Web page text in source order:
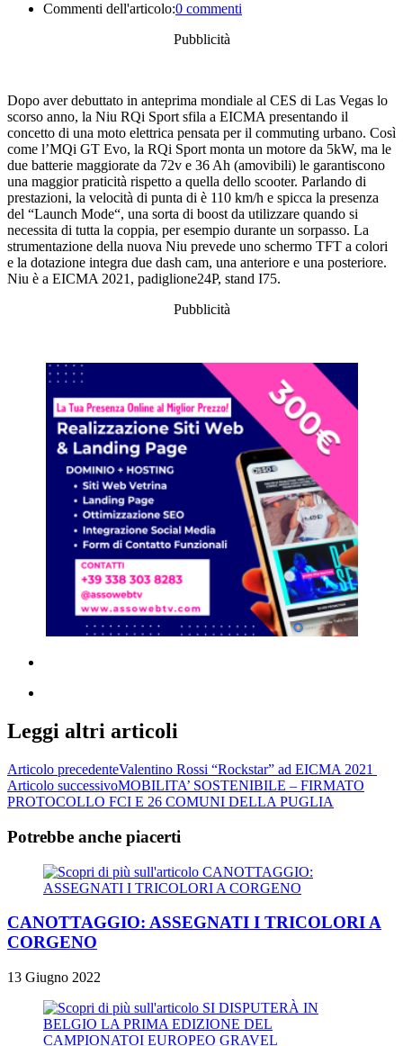
Commenti dell'articolo:0 commenti
Pubblicità
Dopo aver debuttato in anteprima mondiale al CES di Las Vegas lo
scorso anno, la Niu RQi Sport sfila a EICMA presentando il
concetto di una moto elettrica pensata per il commuting urbano. Così
come l’MQi GT Evo, la RQi Sport monta un motore da 5kW, ma le
due batterie maggiorate da 72v e 36 Ah (amovibili) le garantiscono
una maggior praticità rispetto a quella dello scooter. Parlando di
prestazioni, la velocità di punta di è 110 km/h e spicca la presenza
del “Launch Mode“, una sorta di boost da utilizzare quando si
necessita di tutta la coppia, per esempio durante un sorpasso. La
strumentazione della nuova Niu prevede uno schermo TFT a colori
e la dotazione integra due dash cam, una anteriore e una posteriore.
Niu è a EICMA 2021, padiglione24P, stand I75.
Pubblicità
Leggi altri articoli
Articolo precedenteValentino Rossi “Rockstar” ad EICMA 2021
Articolo successivoMOBILITA’ SOSTENIBILE – FIRMATO
PROTOCOLLO FCI E 26 COMUNI DELLA PUGLIA
Potrebbe anche piacerti
CANOTTAGGIO: ASSEGNATI I TRICOLORI A
CORGENO
13 Giugno 2022